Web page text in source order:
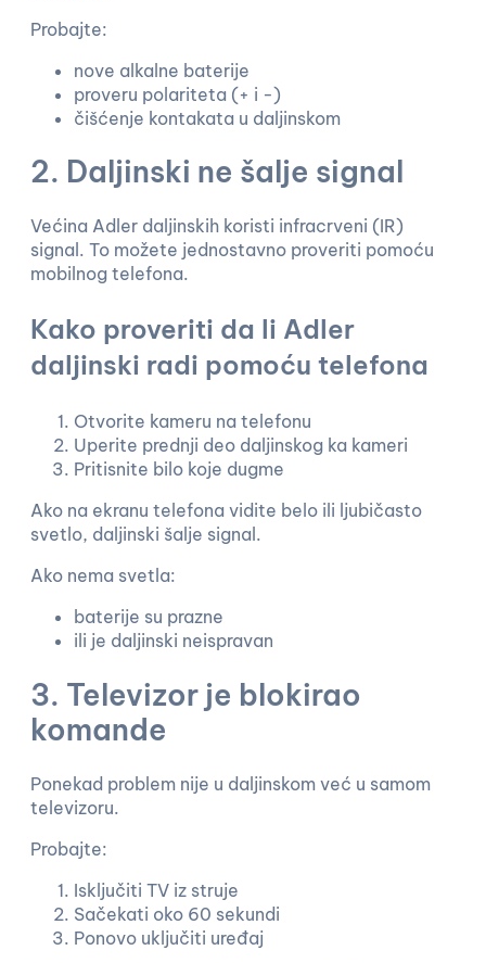
Probajte:
nove alkalne baterije
proveru polariteta (+ i -)
čišćenje kontakata u daljinskom
2. Daljinski ne šalje signal
Većina Adler daljinskih koristi infracrveni (IR)
signal. To možete jednostavno proveriti pomoću
mobilnog telefona.
Kako proveriti da li Adler
daljinski radi pomoću telefona
Otvorite kameru na telefonu
Uperite prednji deo daljinskog ka kameri
Pritisnite bilo koje dugme
Ako na ekranu telefona vidite belo ili ljubičasto
svetlo, daljinski šalje signal.
Ako nema svetla:
baterije su prazne
ili je daljinski neispravan
3. Televizor je blokirao
komande
Ponekad problem nije u daljinskom već u samom
televizoru.
Probajte:
Isključiti TV iz struje
Sačekati oko 60 sekundi
Ponovo uključiti uređaj